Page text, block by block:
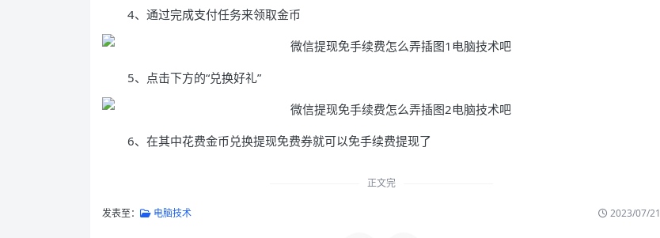
4、通过完成支付任务来领取金币
5、点击下方的“兑换好礼”
6、在其中花费金币兑换提现免费券就可以免手续费提现了
正文完
发表至： 电脑技术 2023/07/21